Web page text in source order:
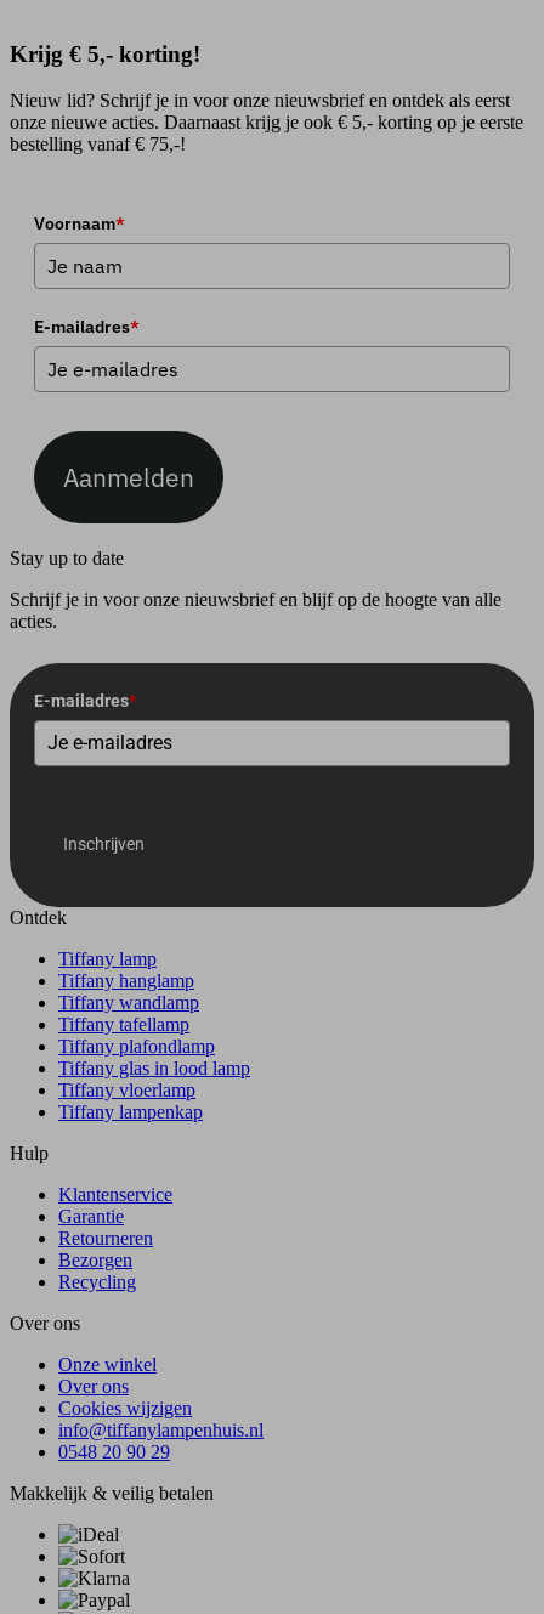
Krijg € 5,- korting!
Nieuw lid? Schrijf je in voor onze nieuwsbrief en ontdek als eerst
onze nieuwe acties. Daarnaast krijg je ook € 5,- korting op je eerste
bestelling vanaf € 75,-!
Voornaam*
E-mailadres*
Aanmelden
Stay up to date
Schrijf je in voor onze nieuwsbrief en blijf op de hoogte van alle
acties.
E-mailadres*
Inschrijven
Ontdek
Tiffany lamp
Tiffany hanglamp
Tiffany wandlamp
Tiffany tafellamp
Tiffany plafondlamp
Tiffany glas in lood lamp
Tiffany vloerlamp
Tiffany lampenkap
Hulp
Klantenservice
Garantie
Retourneren
Bezorgen
Recycling
Over ons
Onze winkel
Over ons
Cookies wijzigen
info@tiffanylampenhuis.nl
0548 20 90 29
Makkelijk & veilig betalen